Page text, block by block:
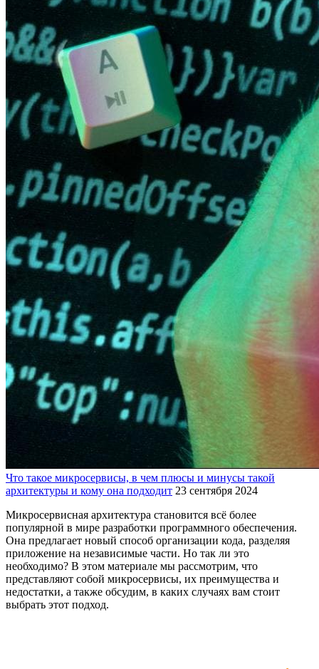
Что такое микросервисы, в чем плюсы и минусы такой
архитектуры и кому она подходит 23 сентября 2024
Микросервисная архитектура становится всё более
популярной в мире разработки программного обеспечения.
Она предлагает новый способ организации кода, разделяя
приложение на независимые части. Но так ли это
необходимо? В этом материале мы рассмотрим, что
представляют собой микросервисы, их преимущества и
недостатки, а также обсудим, в каких случаях вам стоит
выбрать этот подход.